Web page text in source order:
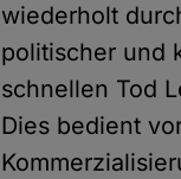
wiederholt
politischer und
schnellen Tod
Dies bedient